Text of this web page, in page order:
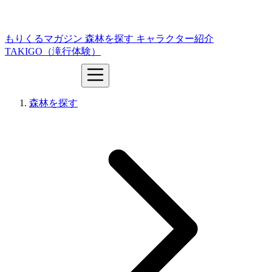
もりくるマガジン 森林を探す キャラクター紹介
TAKIGO（滝行体験）
森林を探す